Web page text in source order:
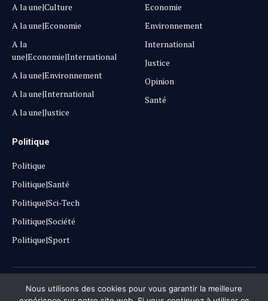
A la une|Culture
A la une|Economie
A la
une|Economie|International
A la une|Environnement
A la une|International
A la une|Justice
Economie
Environnement
International
Justice
Opinion
Santé
Politique
Politique
Politique|Santé
Politique|Sci-Tech
Politique|Société
Politique|Sport
Copyright © 2025Lehautpanel
Nous utilisons des cookies pour vous garantir la meilleure